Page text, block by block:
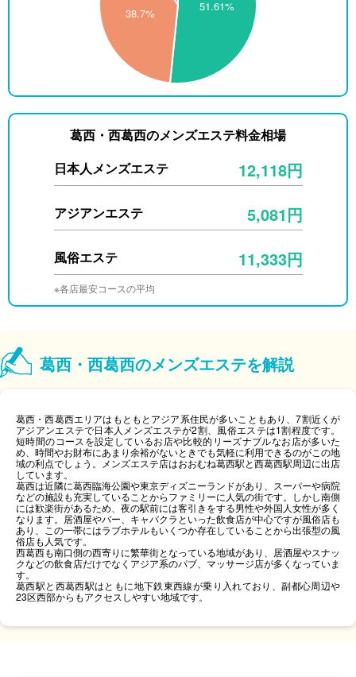
葛西・西葛西のメンズエステ料金相場
日本人メンズエステ
12,118円
アジアンエステ 5,081円
風俗エステ 11,333円
※各店最安コースの平均
葛西・西葛西のメンズエステを解説
葛西・西葛西エリアはもともとアジア系住民が多いこともあり、7割近くが
アジアンエステで日本人メンズエステが2割、風俗エステは1割程度です。
短時間のコースを設定しているお店や比較的リーズナブルなお店が多いた
め、時間やお財布にあまり余裕がないときでも気軽に利用できるのがこの地
域の利点でしょう。メンズエステ店はおおむね葛西駅と西葛西駅周辺に出店
しています。
葛西は近隣に葛西臨海公園や東京ディズニーランドがあり、スーパーや病院
などの施設も充実していることからファミリーに人気の街です。しかし南側
には歓楽街があるため、夜の駅前には客引きをする男性や外国人女性が多く
なります。居酒屋やバー、キャバクラといった飲食店が中心ですが風俗店も
あり、この一帯にはラブホテルもいくつか存在していることから出張型の風
俗店も人気です。
西葛西も南口側の西寄りに繁華街となっている地域があり、居酒屋やスナッ
クなどの飲食店だけでなくアジア系のパブ、マッサージ店が多くなっていま
す。
葛西駅と西葛西駅はともに地下鉄東西線が乗り入れており、副都心周辺や
23区西部からもアクセスしやすい地域です。